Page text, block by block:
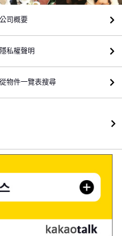
公司概要
隱私權聲明
從物件一覽表搜尋